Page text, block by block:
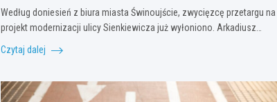
Według doniesień z biura miasta Świnoujście, zwycięzcę przetargu na
projekt modernizacji ulicy Sienkiewicza już wyłoniono. Arkadiusz…
Czytaj dalej